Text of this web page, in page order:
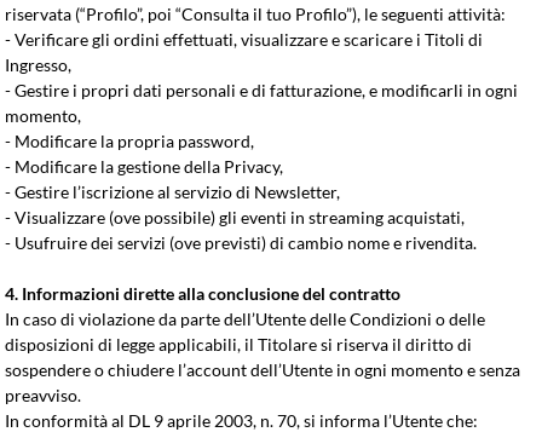
riservata (“Profilo”, poi “Consulta il tuo Profilo”), le seguenti attività:
- Verificare gli ordini effettuati, visualizzare e scaricare i Titoli di
Ingresso,
- Gestire i propri dati personali e di fatturazione, e modificarli in ogni
momento,
- Modificare la propria password,
- Modificare la gestione della Privacy,
- Gestire l’iscrizione al servizio di Newsletter,
- Visualizzare (ove possibile) gli eventi in streaming acquistati,
- Usufruire dei servizi (ove previsti) di cambio nome e rivendita.
4. Informazioni dirette alla conclusione del contratto
In caso di violazione da parte dell’Utente delle Condizioni o delle
disposizioni di legge applicabili, il Titolare si riserva il diritto di
sospendere o chiudere l’account dell’Utente in ogni momento e senza
preavviso.
In conformità al DL 9 aprile 2003, n. 70, si informa l’Utente che: